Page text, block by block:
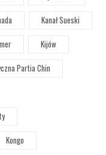
Kanał Sueski
Kijów
Partia Chin
Kongo